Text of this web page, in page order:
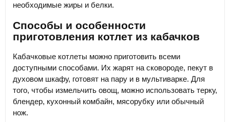
необходимые жиры и белки.
Способы и особенности
приготовления котлет из кабачков
Кабачковые котлеты можно приготовить всеми
доступными способами. Их жарят на сковороде, пекут в
духовом шкафу, готовят на пару и в мультиварке. Для
того, чтобы измельчить овощ, можно использовать терку,
блендер, кухонный комбайн, мясорубку или обычный
нож.